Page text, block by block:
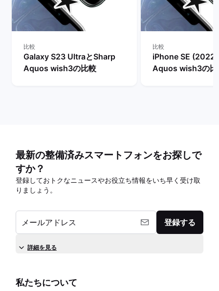
比較
Galaxy S23 UltraとSharp
Aquos wish3の比較
比較
iPhone SE
Aquos wish3の比
最新の整備済みスマートフォンをお探しで
すか？
登録しておトクなニュースやお役立ち情報をいち早く受け取
りましょう。
メールアドレス 登録する
詳細を見る
私たちについて